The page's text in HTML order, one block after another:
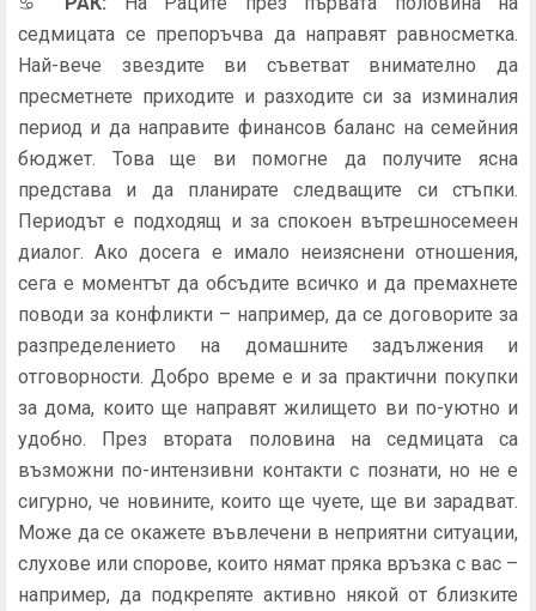
седмицата се препоръчва да направят равносметка.
Най-вече звездите ви съветват внимателно да
пресметнете приходите и разходите си за изминалия
период и да направите финансов баланс на семейния
бюджет. Това ще ви помогне да получите ясна
представа и да планирате следващите си стъпки.
Периодът е подходящ и за спокоен вътрешносемеен
диалог. Ако досега е имало неизяснени отношения,
сега е моментът да обсъдите всичко и да премахнете
поводи за конфликти – например, да се договорите за
разпределението на домашните задължения и
отговорности. Добро време е и за практични покупки
за дома, които ще направят жилището ви по-уютно и
удобно. През втората половина на седмицата са
възможни по-интензивни контакти с познати, но не е
сигурно, че новините, които ще чуете, ще ви зарадват.
Може да се окажете въвлечени в неприятни ситуации,
слухове или спорове, които нямат пряка връзка с вас –
например, да подкрепяте активно някой от близките